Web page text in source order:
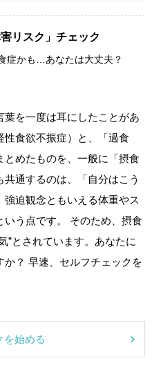
リスク」チェック
症かも…あなたは大丈夫？
葉を一度は耳にしたことがあ
性食欲不振症）と、「過食
めたものを、一般に「摂食
通するのは、「自分はこう
迫観念ともいえる体重やス
う点です。 そのため、摂食
”とされています。あなたに
？ 早速、セルフチェックを
を始める